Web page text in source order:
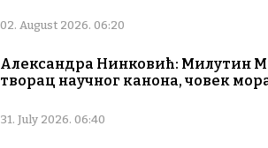
02. August 2026. 06:20
Александра Нинковић: Милутин
творац научног канона, човек
31. July 2026. 06:40